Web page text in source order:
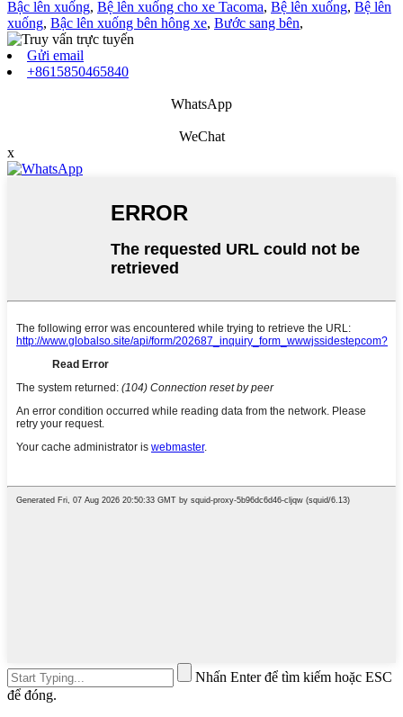
Bậc lên xuống, Bệ lên xuống cho xe Tacoma, Bệ lên xuống, Bệ lên
xuống, Bậc lên xuống bên hông xe, Bước sang bên,
Gửi email
+8615850465840
WhatsApp
WeChat
x
Nhấn Enter để tìm kiếm hoặc ESC
để đóng.